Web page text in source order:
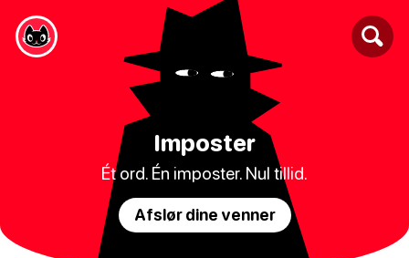
Imposter
Ét ord. Én imposter. Nul tillid.
Afslør dine venner